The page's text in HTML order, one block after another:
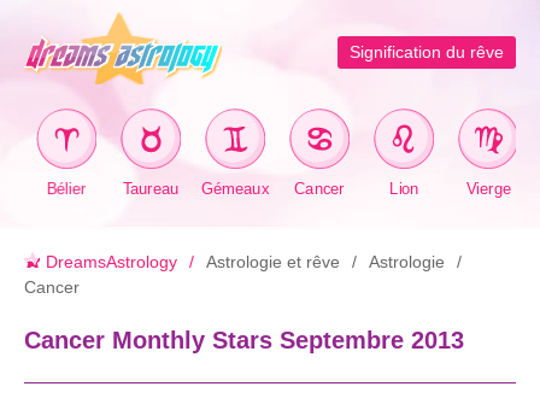
Signification du rêve
Bélier Taureau Gémeaux Cancer Lion Vierge
DreamsAstrology Astrologie et rêve
Astrologie
Cancer
Cancer Monthly Stars Septembre 2013